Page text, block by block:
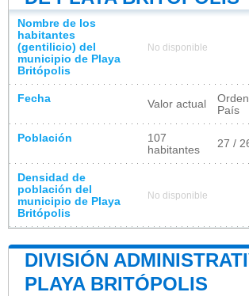
Nombre de los
habitantes
(gentilicio) del
municipio de Playa
Britópolis
No disponible
Fecha Valor actual
País
Población
107
habitantes
27 /
Densidad de
población del
municipio de Playa
Britópolis
No disponible
DIVISIÓN
PLAYA BRITÓPOLIS